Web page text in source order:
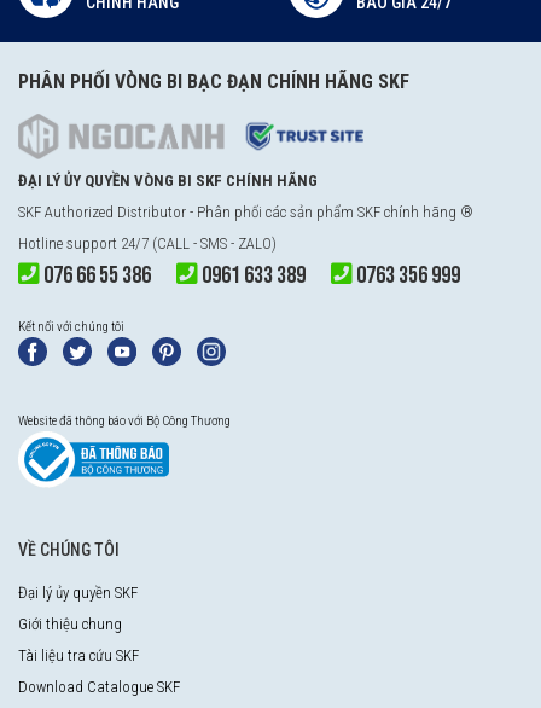
PHÂN PHỐI VÒNG BI BẠC ĐẠN CHÍNH HÃNG SKF
ĐẠI LÝ ỦY QUYỀN VÒNG BI SKF CHÍNH HÃNG
SKF Authorized Distributor - Phân phối các sản phẩm SKF chính hãng ®
Hotline support 24/7 (CALL - SMS - ZALO)
076 66 55 386 0961 633 389 0763 356 999
Kết nối với chúng tôi
Website đã thông báo với Bộ Công Thương
VỀ CHÚNG TÔI
Đại lý ủy quyền SKF
Giới thiệu chung
Tài liệu tra cứu SKF
Download Catalogue SKF